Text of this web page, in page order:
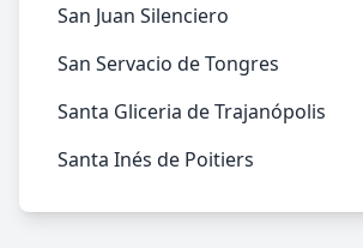
San Juan Silenciero
San Servacio de Tongres
Santa Gliceria de Trajanópolis
Santa Inés de Poitiers